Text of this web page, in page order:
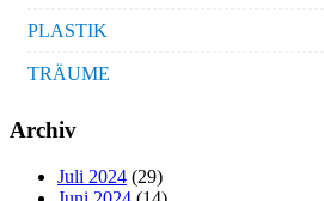
PLASTIK
TRÄUME
Archiv
Juli 2024 (29)